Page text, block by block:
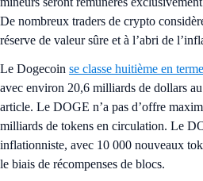
De nombreux traders de crypto
réserve de valeur sûre et à l’abri de
Le Dogecoin se classe huitième en
avec environ 20,6 milliards de dollars
article. Le DOGE n’a pas d’offre
milliards de tokens en circulation. Le
inflationniste, avec 10 000 nouveaux
le biais de récompenses de blocs.